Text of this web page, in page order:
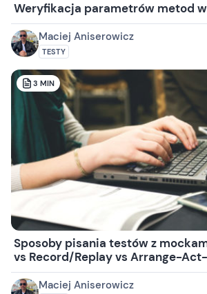
Weryfikacja parametrów metod
Maciej Aniserowicz
TESTY
3 MIN
Sposoby pisania testów z
vs Record/Replay vs Arrange-
Maciej Aniserowicz